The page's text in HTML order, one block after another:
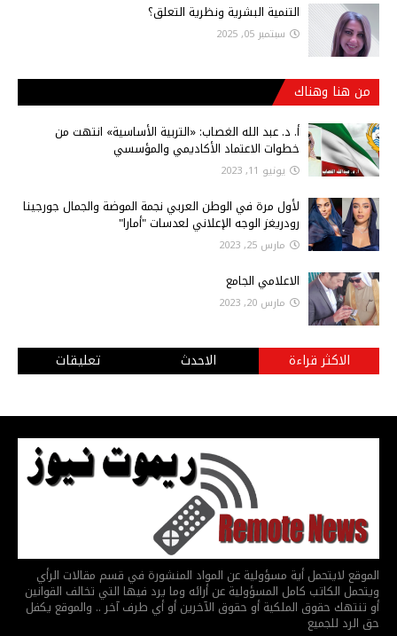
التنمية البشرية ونظرية التعلق؟
سبتمبر 05, 2025
من هنا وهناك
أ‌. د. عبد الله الغصاب: «التربية الأساسية» انتهت من
خطوات الاعتماد الأكاديمي والمؤسسي
يونيو 11, 2023
لأول مرة في الوطن العربي نجمة الموضة والجمال جورجينا
رودريغز الوجه الإعلاني لعدسات "أمارا"
مارس 25, 2023
الاعلامي الجامع
مارس 20, 2023
الاكثر قراءة الاحدث تعليقات
الموقع لايتحمل أية مسؤولية عن المواد المنشورة في قسم مقالات الرأي
ويتحمل الكاتب كامل المسؤولية عن أرائه وما يرد فيها التي تخالف القوانين
أو تنتهك حقوق الملكية أو حقوق الآخرين أو أي طرف آخر .. والموقع يكفل
حق الرد للجميع